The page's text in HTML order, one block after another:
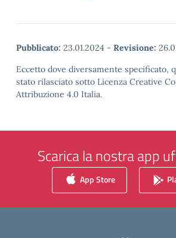
Pubblicato: 23.01.2024 - Revisione:
Eccetto dove diversamente specificato,
stato rilasciato sotto Licenza Creative
Attribuzione 4.0 Italia.
Scarica la nostra app
App Store